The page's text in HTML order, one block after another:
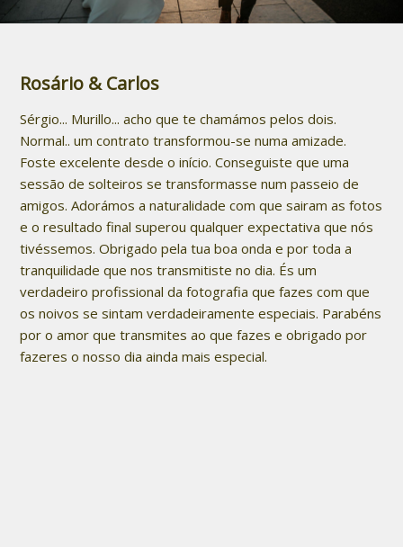
Rosário & Carlos
Sérgio... Murillo... acho que te chamámos pelos dois.
Normal.. um contrato transformou-se numa amizade.
Foste excelente desde o início. Conseguiste que uma
sessão de solteiros se transformasse num passeio de
amigos. Adorámos a naturalidade com que sairam as fotos
e o resultado final superou qualquer expectativa que nós
tivéssemos. Obrigado pela tua boa onda e por toda a
tranquilidade que nos transmitiste no dia. És um
verdadeiro profissional da fotografia que fazes com que
os noivos se sintam verdadeiramente especiais. Parabéns
por o amor que transmites ao que fazes e obrigado por
fazeres o nosso dia ainda mais especial.